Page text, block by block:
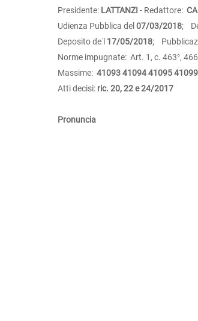
Presidente: LATTANZI - Redattore:
Udienza Pubblica del 07/03/2018;
Deposito de˙l 17/05/2018;
Norme impugnate: Art. 1, c. 463°,
Massime: 41093410944109541099
Atti decisi: ric. 20, 22 e 24/2017
Pronuncia